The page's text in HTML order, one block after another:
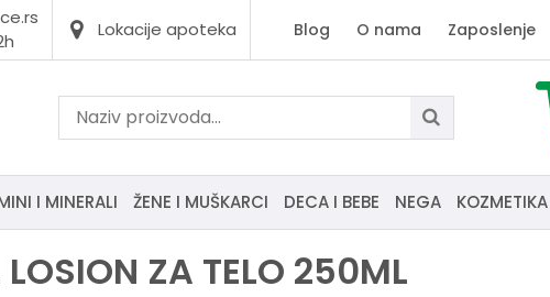
Lokacije apoteka Blog O nama Zaposlenje
I MINERALI ŽENE I MUŠKARCI DECA I BEBE NEGA KOZMETIKA
ZA TELO 250ML